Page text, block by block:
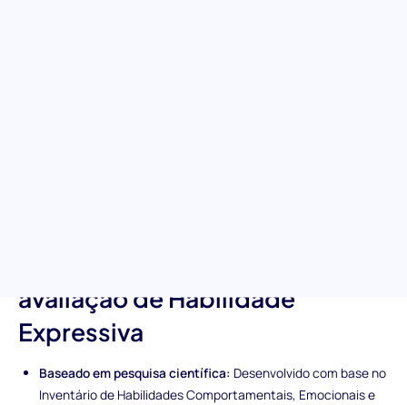
avaliação de Habilidade
Expressiva
Baseado em pesquisa científica: Desenvolvido com base no
Inventário de Habilidades Comportamentais, Emocionais e